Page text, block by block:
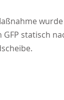
GFP statisch